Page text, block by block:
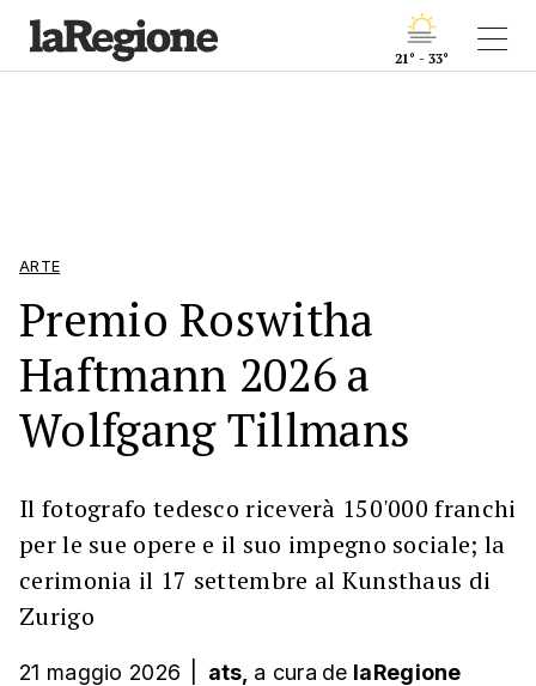
21° - 33°
ARTE
Premio Roswitha
Haftmann 2026 a
Wolfgang Tillmans
Il fotografo tedesco riceverà 150'000 franchi
per le sue opere e il suo impegno sociale; la
cerimonia il 17 settembre al Kunsthaus di
Zurigo
21 maggio 2026 ats, a cura de laRegione